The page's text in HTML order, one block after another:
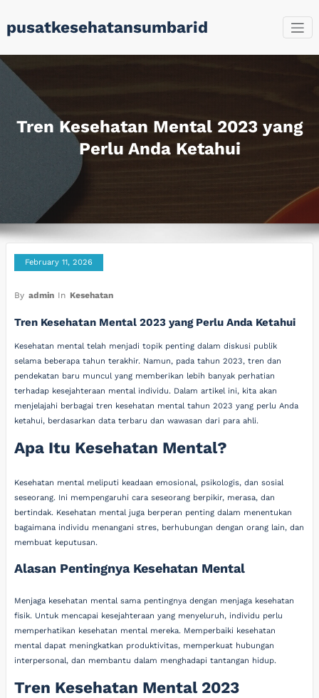
to
content
pusatkesehatansumbarid
Tren Kesehatan Mental 2023 yang
Perlu Anda Ketahui
February 11, 2026
By admin In Kesehatan
Tren Kesehatan Mental 2023 yang Perlu Anda Ketahui
Kesehatan mental telah menjadi topik penting dalam diskusi publik
selama beberapa tahun terakhir. Namun, pada tahun 2023, tren dan
pendekatan baru muncul yang memberikan lebih banyak perhatian
terhadap kesejahteraan mental individu. Dalam artikel ini, kita akan
menjelajahi berbagai tren kesehatan mental tahun 2023 yang perlu Anda
ketahui, berdasarkan data terbaru dan wawasan dari para ahli.
Apa Itu Kesehatan Mental?
Kesehatan mental meliputi keadaan emosional, psikologis, dan sosial
seseorang. Ini mempengaruhi cara seseorang berpikir, merasa, dan
bertindak. Kesehatan mental juga berperan penting dalam menentukan
bagaimana individu menangani stres, berhubungan dengan orang lain, dan
membuat keputusan.
Alasan Pentingnya Kesehatan Mental
Menjaga kesehatan mental sama pentingnya dengan menjaga kesehatan
fisik. Untuk mencapai kesejahteraan yang menyeluruh, individu perlu
memperhatikan kesehatan mental mereka. Memperbaiki kesehatan
mental dapat meningkatkan produktivitas, memperkuat hubungan
interpersonal, dan membantu dalam menghadapi tantangan hidup.
Tren Kesehatan Mental 2023